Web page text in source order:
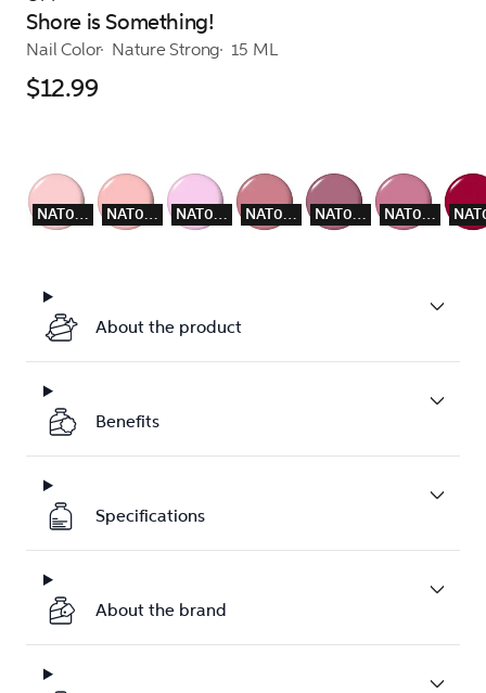
Shore is Something!
Nail Color Nature Strong 15 ML
$12.99
NAT003 NAT004 NAT005 NAT007 NAT008 NAT009
About the product
Benefits
Specifications
About the brand